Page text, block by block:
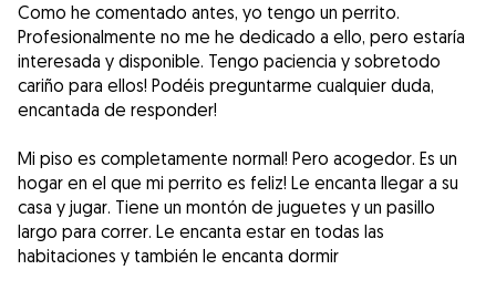
Como he comentado antes, yo tengo un perrito.
Profesionalmente no me he dedicado a ello, pero estaría
interesada y disponible. Tengo paciencia y sobretodo
cariño para ellos! Podéis preguntarme cualquier duda,
encantada de responder!
Mi piso es completamente normal! Pero acogedor. Es un
hogar en el que mi perrito es feliz! Le encanta llegar a su
casa y jugar. Tiene un montón de juguetes y un pasillo
largo para correr. Le encanta estar en todas las
habitaciones y también le encanta dormir